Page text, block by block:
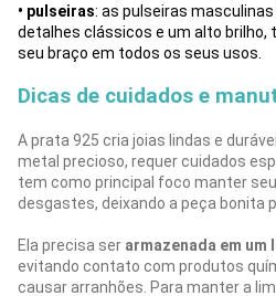
• pulseiras: as pulseiras
detalhes clássicos e um alto brilho,
seu braço em todos os seus usos.
Dicas de cuidados e
A prata 925 cria joias lindas e
metal precioso, requer cuidados
tem como principal foco manter
desgastes, deixando a peça bonita
Ela precisa ser armazenada em
evitando contato com produtos
causar arranhões. Para manter a